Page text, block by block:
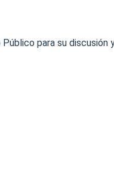
para su discusión